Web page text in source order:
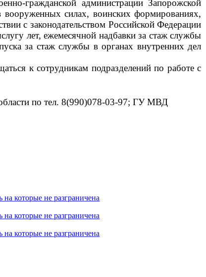
гражданской администрации Запорожской
силах, воинских формированиях,
с законодательством Российской Федерации
лет, ежемесячной надбавки за стаж службы
за стаж службы в органах внутренних дел
к сотрудникам подразделений по работе с
по тел. 8(990)078-03-97; ГУ МВД
которые не разграничена
которые не разграничена
которые не разграничена